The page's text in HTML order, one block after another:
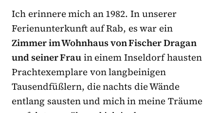
Ich erinnere mich an 1982. In unserer
Ferienunterkunft auf Rab, es war ein
Zimmer im Wohnhaus von Fischer Dragan
und seiner Frauin einem Inseldorf hausten
Prachtexemplare von langbeinigen
Tausendfüßlern, die nachts die Wände
entlang sausten und mich in meine Träume